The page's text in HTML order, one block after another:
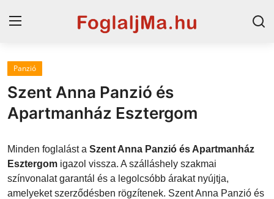
Horvát tengerpart
Magyarország
Szállások a Balatonon
Szállások Hajdúszoboszlón
Panzió
Szent Anna Panzió és
Apartmanház Esztergom
Minden foglalást a Szent Anna Panzió és Apartmanház
Esztergom igazol vissza. A szálláshely szakmai
színvonalat garantál és a legolcsóbb árakat nyújtja,
amelyeket szerződésben rögzítenek. Szent Anna Panzió és